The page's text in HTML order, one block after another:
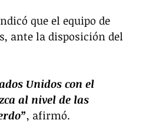
que el equipo de
ante la disposición del
Unidos con el
al nivel de las
, afirmó.